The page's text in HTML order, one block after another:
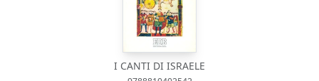
I CANTI DI ISRAELE